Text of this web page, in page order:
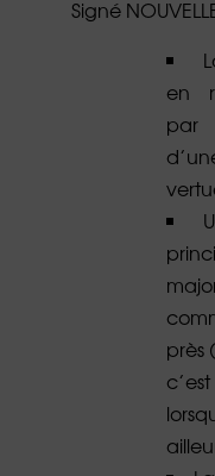
Signé
en
par
près